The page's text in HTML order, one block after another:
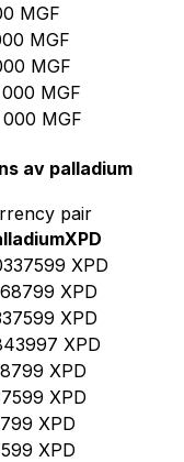
MGF
MGF
MGF
MGF
MGF
av palladium
pair
XPD
XPD
XPD
XPD
XPD
XPD
XPD
XPD
XPD